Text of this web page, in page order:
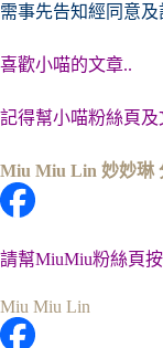
需事先告知經同意及
喜歡小喵的文章..
記得幫小喵粉絲頁及
Miu Miu Lin 妙妙琳
請幫MiuMiu粉絲頁
Miu Miu Lin